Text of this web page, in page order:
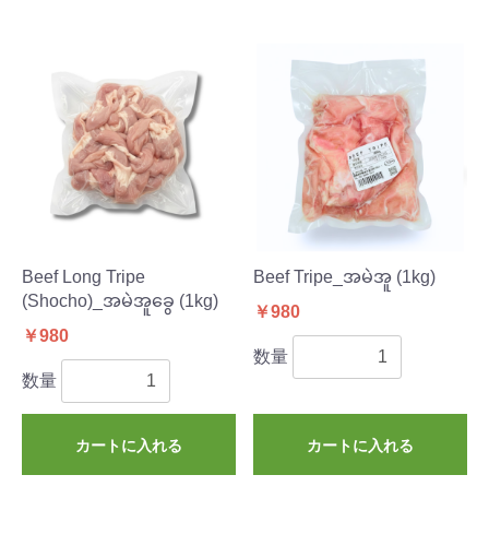
Beef Long Tripe
(Shocho)_အမဲအူခွေ (1kg)
￥980
数量
カートに入れる
Beef Tripe_အမဲအူ (1kg)
￥980
数量
カートに入れる